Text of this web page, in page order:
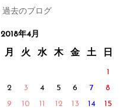
過去のブログ
2018年4月
月 火 水 木 金 土 日
1
2
3 4 5 6 7
8
9
10 11 12 13 14
15